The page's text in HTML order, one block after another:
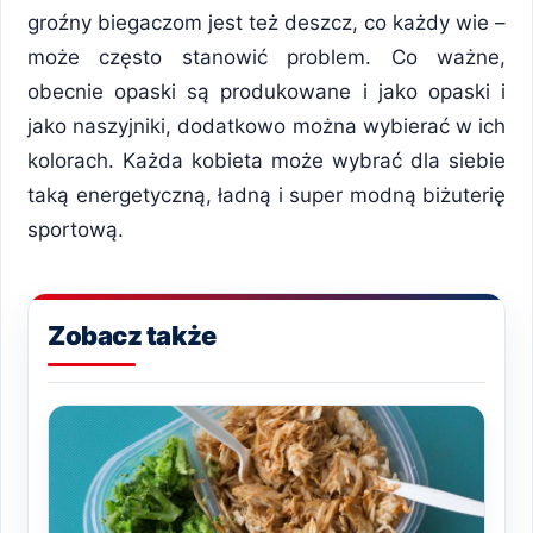
groźny biegaczom jest też deszcz, co każdy wie –
może często stanowić problem. Co ważne,
obecnie opaski są produkowane i jako opaski i
jako naszyjniki, dodatkowo można wybierać w ich
kolorach. Każda kobieta może wybrać dla siebie
taką energetyczną, ładną i super modną biżuterię
sportową.
Zobacz także